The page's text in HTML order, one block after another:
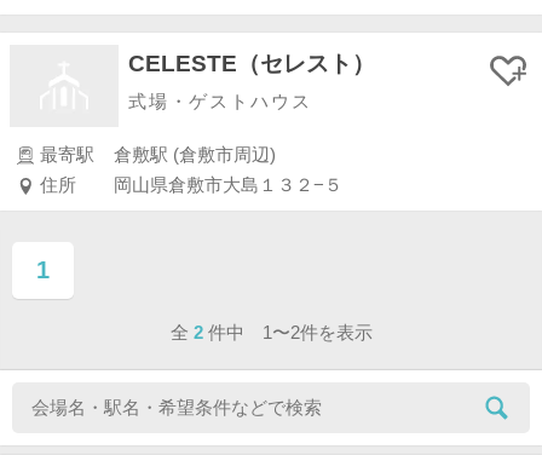
CELESTE（セレスト）
式場・ゲストハウス
最寄駅
倉敷駅 (倉敷市周辺)
住所
岡山県倉敷市大島１３２−５
1
ページ目
全 2 件中 1〜2件を表示